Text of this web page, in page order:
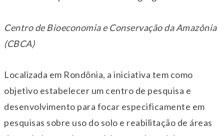
Centro de Bioeconomia e Conservação da Amazônia
(CBCA)
Localizada em Rondônia, a iniciativa tem como
objetivo estabelecer um centro de pesquisa e
desenvolvimento para focar especificamente em
pesquisas sobre uso do solo e reabilitação de áreas